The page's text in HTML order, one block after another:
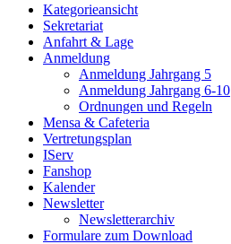
Kategorieansicht
Sekretariat
Anfahrt & Lage
Anmeldung
Anmeldung Jahrgang 5
Anmeldung Jahrgang 6-10
Ordnungen und Regeln
Mensa & Cafeteria
Vertretungsplan
IServ
Fanshop
Kalender
Newsletter
Newsletterarchiv
Formulare zum Download